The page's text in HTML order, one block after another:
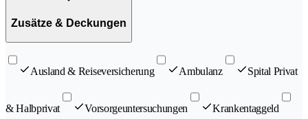
Zusätze & Deckungen
Ausland & Reiseversicherung Ambulanz Spital Privat
& Halbprivat Vorsorgeuntersuchungen Krankentaggeld